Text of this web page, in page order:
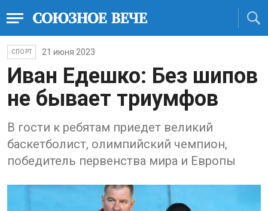
СПОРТ 21 июня 2023
Иван Едешко: Без шипов
не бывает триумфов
В гости к ребятам приедет великий
баскетболист, олимпийский чемпион,
победитель первенства мира и Европы